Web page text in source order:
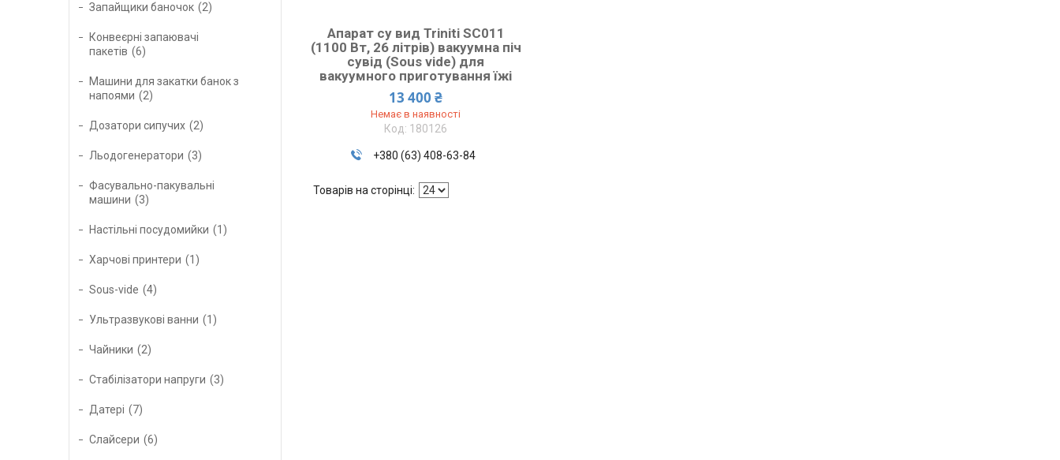
Апарат су вид Triniti SC011
(1100 Вт, 26 літрів) вакуумна піч
сувід (Sous vide) для
вакуумного приготування їжі
13 400 ₴
Немає в наявності
180126
+380 (63) 408-63-84
Запайщики баночок 2
Конвеєрні запаювачі
пакетів
6
Машини для закатки банок з
напоями
2
Дозатори сипучих 2
Льодогенератори 3
Фасувально-пакувальні
машини
3
Настільні посудомийки 1
Харчові принтери 1
Sous-vide 4
Ультразвукові ванни 1
Чайники 2
Стабілізатори напруги 3
Датері 7
Слайсери 6